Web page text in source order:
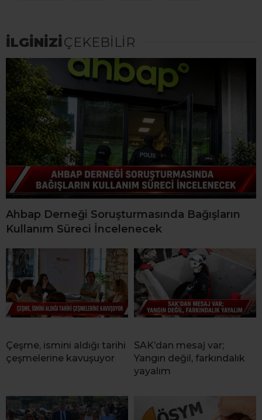
İLGİNİZİÇEKEBİLİR
Ahbap Derneği Soruşturmasında Bağışların
Kullanım Süreci İncelenecek
Çeşme, ismini aldığı tarihi
çeşmelerine kavuşuyor
SAK’dan mesaj var;
Yangın değil, farkındalık
yayalım